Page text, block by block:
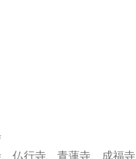
仏行寺、青蓮寺、成福寺